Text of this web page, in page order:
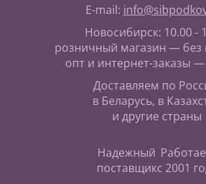
E-mail:
Новосибирск: 10.00 -
розничный магазин — без
опт и интернет-заказы —
Доставляем по
в Беларусь, в
и другие страны
Надежный
поставщикс 2001